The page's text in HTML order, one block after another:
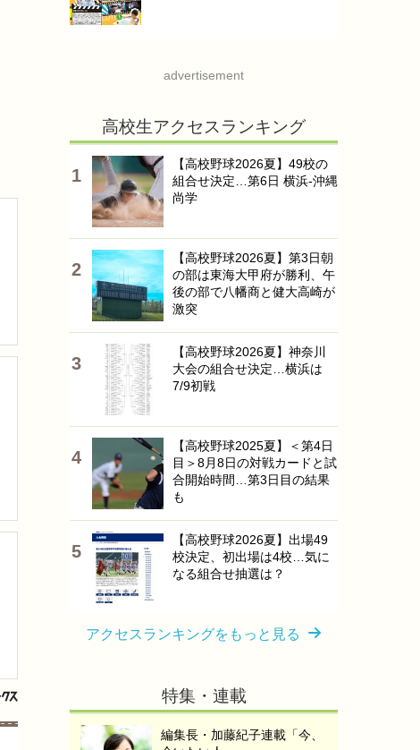
advertisement
高校生アクセスランキング
【高校野球2026夏】49校の
組合せ決定…第6日 横浜-沖縄
尚学
【高校野球2026夏】第3日朝
の部は東海大甲府が勝利、午
後の部で八幡商と健大高崎が
激突
【高校野球2026夏】神奈川
大会の組合せ決定…横浜は
7/9初戦
【高校野球2025夏】＜第4日
目＞8月8日の対戦カードと試
合開始時間…第3日目の結果
も
【高校野球2026夏】出場49
校決定、初出場は4校…気に
なる組合せ抽選は？
アクセスランキングをもっと見る
特集・連載
編集長・加藤紀子連載「今、